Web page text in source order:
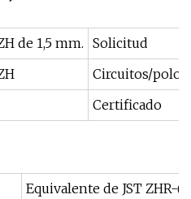
de 1,5 mm. Solicitud
Circuitos/
Certificado
Equivalente de JST ZHR-